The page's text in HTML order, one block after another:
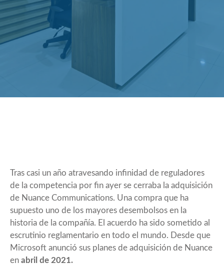
Tras casi un año atravesando infinidad de reguladores
de la competencia por fin ayer se cerraba la adquisición
de Nuance Communications. Una compra que ha
supuesto uno de los mayores desembolsos en la
historia de la compañía. El acuerdo ha sido sometido al
escrutinio reglamentario en todo el mundo. Desde que
Microsoft anunció sus planes de adquisición de Nuance
en abril de 2021.